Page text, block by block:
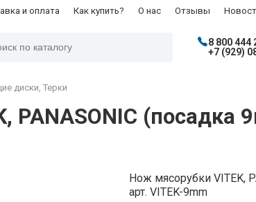
и оплата Как купить? О нас Отзывы
8 800 444
+7 (929)
диски, Терки
PANASONIC (посадка
Нож мясорубки VITEK,
арт. VITEK-9mm